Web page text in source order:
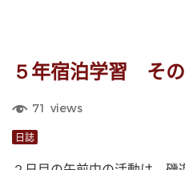
５年宿泊学習 そ
71 views
日誌